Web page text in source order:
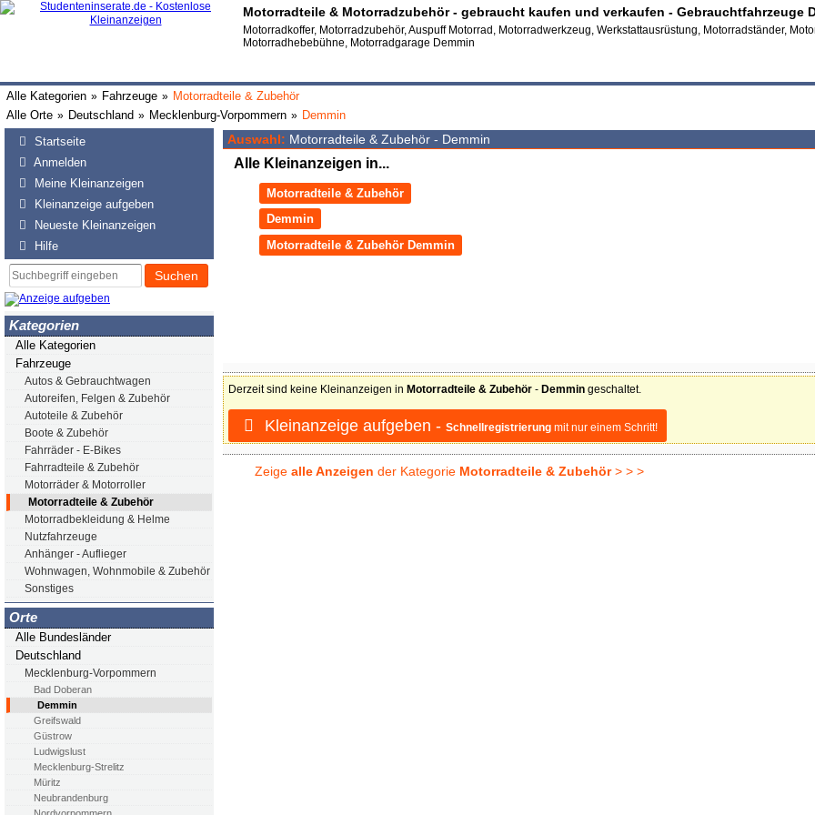
Motorradteile & Motorradzubehör - gebraucht kaufen und verkaufen - Gebrauchtfahrzeuge
Motorradkoffer, Motorradzubehör, Auspuff Motorrad, Motorradwerkzeug, Werkstattausrüstung, Motorradständer,
Motorradhebebühne, Motorradgarage Demmin
Alle Kategorien » Fahrzeuge » Motorradteile & Zubehör
Alle Orte » Deutschland » Mecklenburg-Vorpommern » Demmin
Startseite
Anmelden
Meine Kleinanzeigen
Kleinanzeige aufgeben
Neueste Kleinanzeigen
Hilfe
Suchen
Kategorien
Alle Kategorien
Fahrzeuge
Autos & Gebrauchtwagen
Autoreifen, Felgen & Zubehör
Autoteile & Zubehör
Boote & Zubehör
Fahrräder - E-Bikes
Fahrradteile & Zubehör
Motorräder & Motorroller
Motorradteile & Zubehör
Motorradbekleidung & Helme
Nutzfahrzeuge
Anhänger - Auflieger
Wohnwagen, Wohnmobile & Zubehör
Sonstiges
Orte
Alle Bundesländer
Deutschland
Mecklenburg-Vorpommern
Bad Doberan
Demmin
Greifswald
Güstrow
Ludwigslust
Mecklenburg-Strelitz
Müritz
Neubrandenburg
Auswahl: Motorradteile & Zubehör - Demmin
Alle Kleinanzeigen in...
Motorradteile & Zubehör
Demmin
Motorradteile & Zubehör Demmin
Derzeit sind keine Kleinanzeigen in Motorradteile & Zubehör - Demmin geschaltet.
Kleinanzeige aufgeben -Schnellregistrierung mit nur einem Schritt!
Zeige alle Anzeigen der Kategorie Motorradteile & Zubehör> > >